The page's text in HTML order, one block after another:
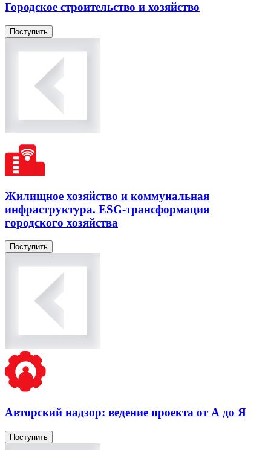
Городское строительство и хозяйство
Поступить
Жилищное хозяйство и коммунальная
инфраструктура. ESG-трансформация
городского хозяйства
Поступить
Авторский надзор: ведение проекта от А до Я
Поступить